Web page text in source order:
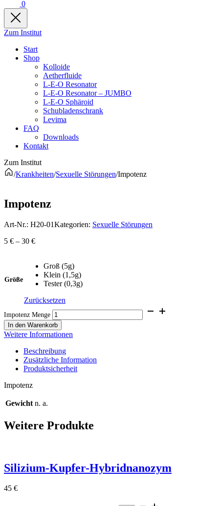
0
Zum Institut
Start
Shop
Kolloide
Aetherfluide
L-E-O Resonator
L-E-O Resonator – JUMBO
L-E-O Sphäroid
Schubladenschrank
Levima
FAQ
Downloads
Kontakt
Zum Institut
/Krankheiten/Sexuelle Störungen/Impotenz
Impotenz
Art-Nr.: H20-01Kategorien: Sexuelle Störungen
5 € – 30 €
Größe
Groß (5g)
Klein (1,5g)
Tester (0,3g)
Zurücksetzen
Impotenz Menge
In den Warenkorb
Weitere Informationen
Beschreibung
Zusätzliche Information
Produktsicherheit
Impotenz
Gewicht n. a.
Weitere Produkte
Silizium-Kupfer-Hybridnanozym
45 €